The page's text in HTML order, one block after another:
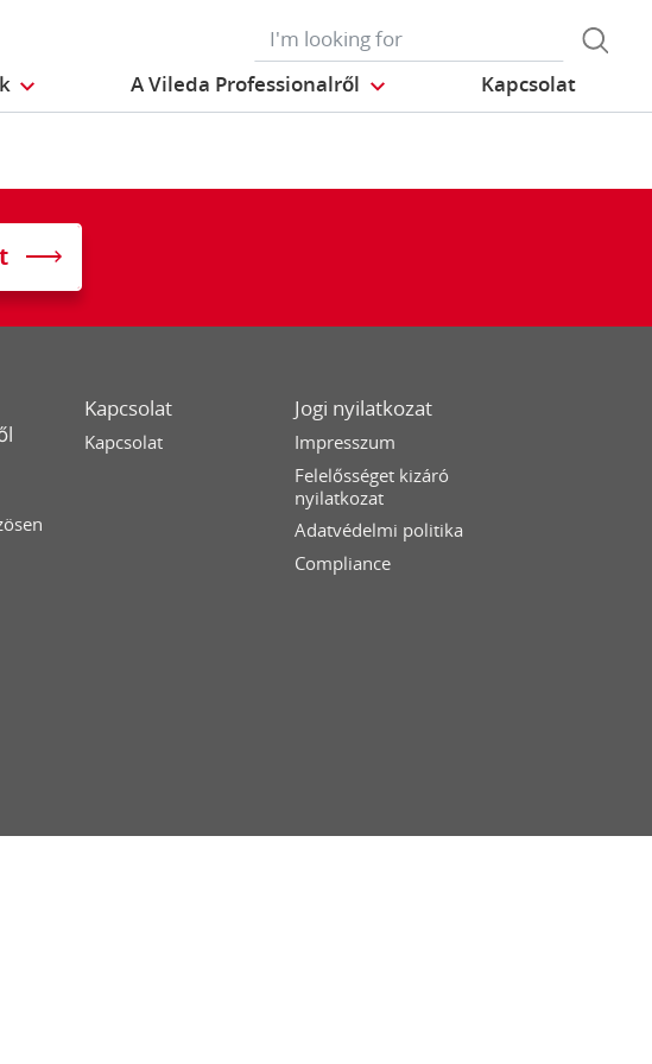
A Vileda Professionalről Kapcsolat
Kapcsolat
Kapcsolat
Jogi nyilatkozat
Impresszum
Felelősséget kizáró
nyilatkozat
Adatvédelmi politika
Compliance